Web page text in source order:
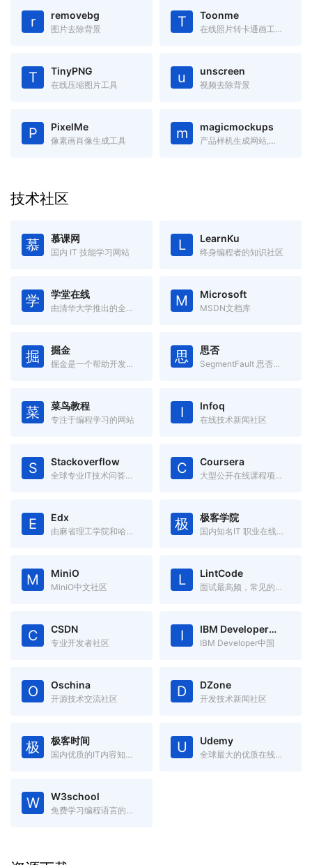
r removebg
图片去除背景 T Toonme
在线照片转卡通画工具-Toonme
T TinyPNG
在线压缩图片工具 u unscreen
视频去除背景
P PixelMe
像素画肖像生成工具 m magicmockups
产品样机生成网站,里面有手机、电脑、平板等产品的样机图,只需要添加图片,就可以将图片嵌入到样机中
技术社区
慕 慕课网
国内 IT 技能学习网站 L LearnKu
终身编程者的知识社区
学 学堂在线
由清华大学推出的全球首个中文大规模开放在线课堂平台。 M Microsoft
MSDN文档库
掘 掘金
掘金是一个帮助开发者成长的社区，是一个面向互联网技术人的内容分享平台。 思 思否
SegmentFault 思否是中国领先的开发者技术社区
菜 菜鸟教程
专注于编程学习的网站 I Infoq
在线技术新闻社区
S Stackoverflow
全球专业IT技术问答社区 C Coursera
大型公开在线课程项目，由美国斯坦福大学两名计算机科学教授创办。
E Edx
由麻省理工学院和哈佛大学联合创办的大规模开放在线课堂平台。 极 极客学院
国内知名IT 职业在线教育平台
M MiniO
MiniO中文社区 L LintCode
面试最高频，常见的编程题目
C CSDN
专业开发者社区 I IBM Developer中国
IBM Developer中国
O Oschina
开源技术交流社区 D DZone
开发技术新闻社区
极 极客时间
国内优质的IT内容知识服务 U Udemy
全球最大的优质在线课程网站
W W3school
免费学习编程语言的在线学习网站